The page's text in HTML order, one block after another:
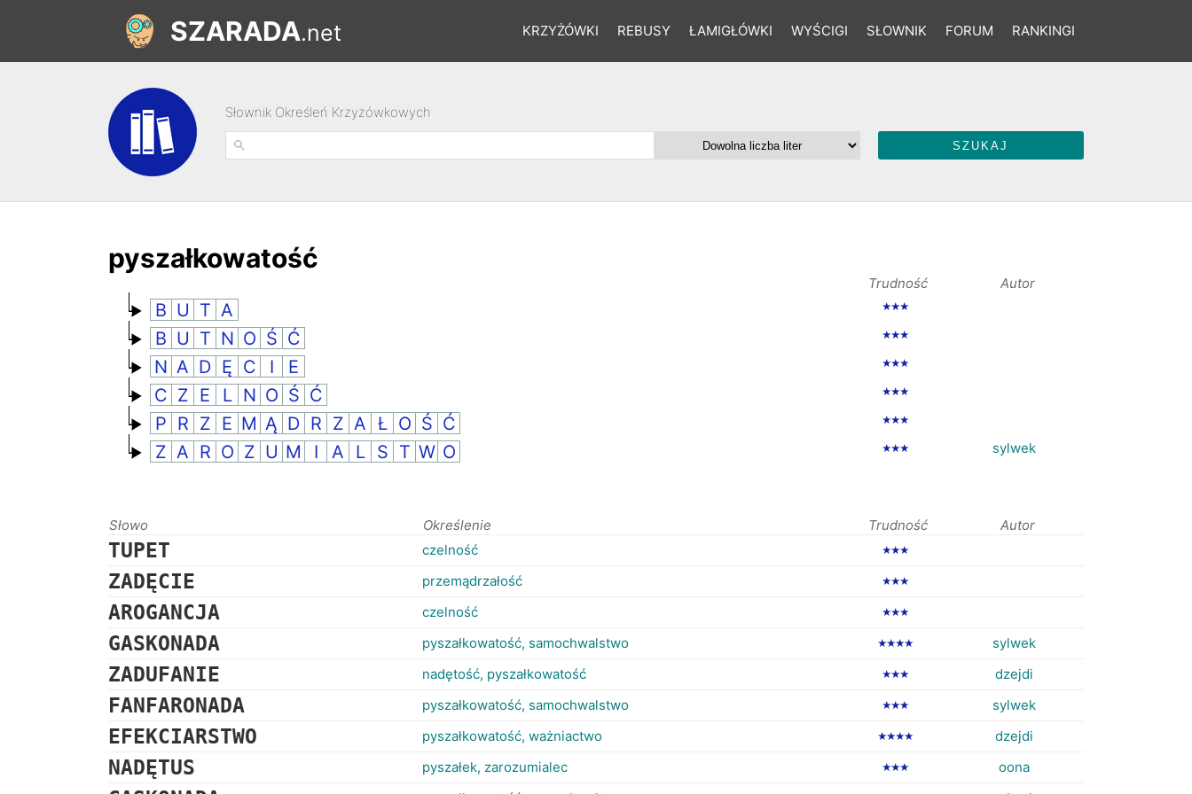
KRZYŻÓWKI REBUSY ŁAMIGŁÓWKI WYŚCIGI SŁOWNIK FORUM RANKINGI
SZARADA.net
Słownik Określeń Krzyżówkowych
pyszałkowatość
Trudność Autor
B U T A ★★★
B U T N O Ś Ć ★★★
N A D Ę C I E ★★★
C Z E L N O Ś Ć ★★★
P R Z E M Ą D R Z A Ł O Ś Ć ★★★
Z A R O Z U M I A L S T W O ★★★ sylwek
Słowo Określenie Trudność Autor
TUPET czelność ★★★
ZADĘCIE przemądrzałość ★★★
AROGANCJA czelność ★★★
GASKONADA pyszałkowatość, samochwalstwo ★★★★ sylwek
ZADUFANIE nadętość, pyszałkowatość ★★★ dzejdi
FANFARONADA pyszałkowatość, samochwalstwo ★★★ sylwek
EFEKCIARSTWO pyszałkowatość, ważniactwo ★★★★ dzejdi
NADĘTUS pyszałek, zarozumialec ★★★ oona